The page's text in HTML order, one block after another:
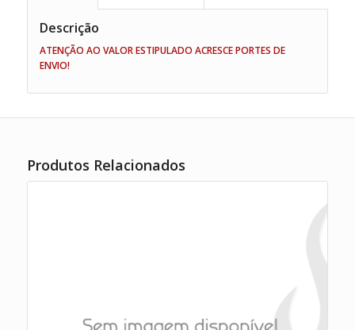
Descrição
ATENÇÃO AO VALOR ESTIPULADO ACRESCE PORTES DE
ENVIO!
Produtos Relacionados